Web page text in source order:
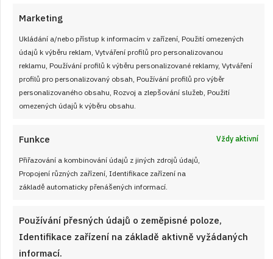
Marketing
Ukládání a/nebo přístup k informacím v zařízení, Použití omezených
údajů k výběru reklam, Vytváření profilů pro personalizovanou
reklamu, Používání profilů k výběru personalizované reklamy, Vytváření
profilů pro personalizovaný obsah, Používání profilů pro výběr
personalizovaného obsahu, Rozvoj a zlepšování služeb, Použití
omezených údajů k výběru obsahu.
Funkce Vždy aktivní
Přiřazování a kombinování údajů z jiných zdrojů údajů,
Propojení různých zařízení, Identifikace zařízení na
základě automaticky přenášených informací.
Používání přesných údajů o zeměpisné poloze,
Identifikace zařízení na základě aktivně vyžádaných
informací.
světa: 10 otázek ukáže, co v zahraničí
podávají místo chlebíčků